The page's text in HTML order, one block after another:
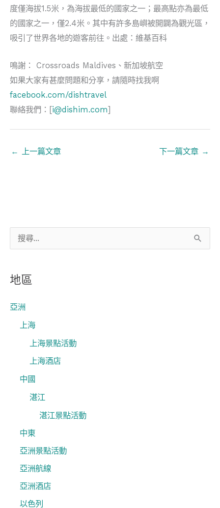
關
鍵
字
地區
亞洲
上海
上海景點活動
上海酒店
中國
湛江
湛江景點活動
中東
亞洲景點活動
亞洲航線
亞洲酒店
以色列
度僅海拔1.5米，為海拔最低的國家之一；最高點亦為最低
的國家之一，僅2.4米。其中有許多島嶼被開闢為觀光區，
吸引了世界各地的遊客前往。出處：維基百科
鳴謝： Crossroads Maldives、新加坡航空
如果大家有甚麼問題和分享，請隨時找我啊
facebook.com/dishtravel
聯絡我們：[i@dishim.com]
← 上一篇文章 下一篇文章 →